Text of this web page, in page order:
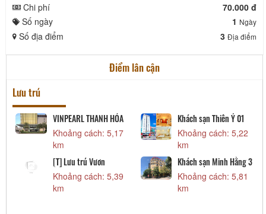
Chi phí
70.000 đ
Số ngày
1 Ngày
Số địa điểm 3 Địa điểm
Điểm lân cận
Lưu trú
VINPEARL THANH HÓA
Khoảng cách: 5,17
km
Khách sạn Thiên Ý 01
Khoảng cách: 5,22
km
[T] Lưu trú Vươn
Khoảng cách: 5,39
km
Khách sạn Minh Hằng 3
Khoảng cách: 5,81
km